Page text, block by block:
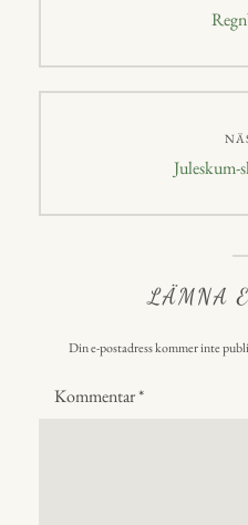
Nästa
LÄMNA
Din e-postadress kommer inte
Kommentar*